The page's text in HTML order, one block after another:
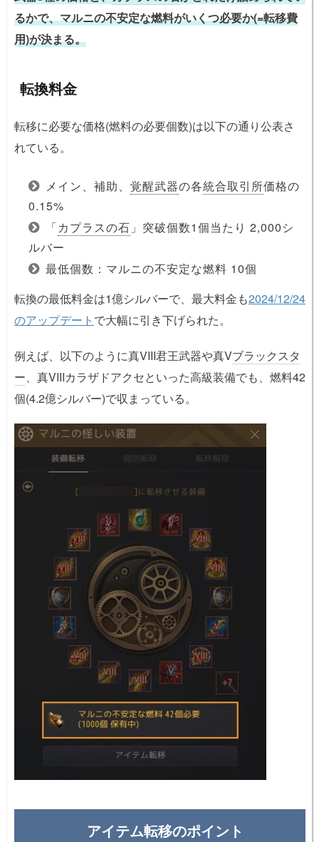
るかで、マルニの不安定な燃料がいくつ必要か(=転移費
用)が決まる。
転換料金
転移に必要な価格(燃料の必要個数)は以下の通り公表さ
れている。
メイン、補助、 覚醒武器の各統合取引所価格の
0.15%
「カプラスの石 」突破個数1個当たり 2,000シ
ルバー
最低個数：マルニの不安定な燃料 10個
転換の最低料金は1億シルバーで、最大料金も2024/12/24
のアップデート で大幅に引き下げられた。
例えば、以下のように真VIII君王武器や真Vブラックスタ
ー、真VIIIカラザドアクセといった高級装備でも、燃料42
個(4.2億シルバー)で収まっている。
アイテム転移のポイント